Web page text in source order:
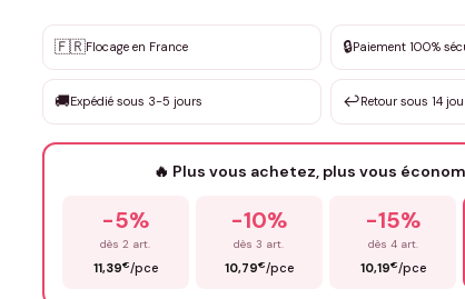
✨ Personnalisation sur mesure
DEVIS GRATUIT · Personnalisation de 3 à 10€ selon la demande
Que souhaitez-vous ?
🇫🇷Flocage en France 🔒Paiement 100%
🚚Expédié sous 3-5 jours ↩️Retour sous 14
🔥 Plus vous achetez, plus vous
-5%
dès 2 art.
11,39€/pce
-10%
dès 3 art.
10,79€/pce
-15%
dès 4 art.
10,19€/pce